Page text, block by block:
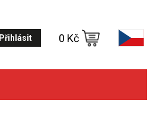
Přihlásit 0 Kč